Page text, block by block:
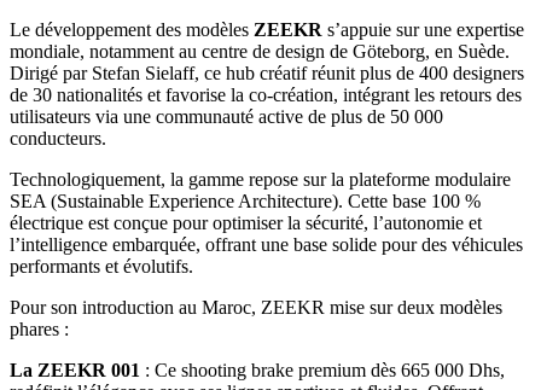
Le développement des modèles ZEEKR s’appuie sur une expertise
mondiale, notamment au centre de design de Göteborg, en Suède.
Dirigé par Stefan Sielaff, ce hub créatif réunit plus de 400 designers
de 30 nationalités et favorise la co-création, intégrant les retours des
utilisateurs via une communauté active de plus de 50 000
conducteurs.
Technologiquement, la gamme repose sur la plateforme modulaire
SEA (Sustainable Experience Architecture). Cette base 100 %
électrique est conçue pour optimiser la sécurité, l’autonomie et
l’intelligence embarquée, offrant une base solide pour des véhicules
performants et évolutifs.
Pour son introduction au Maroc, ZEEKR mise sur deux modèles
phares :
La ZEEKR 001 : Ce shooting brake premium dès 665 000 Dhs,